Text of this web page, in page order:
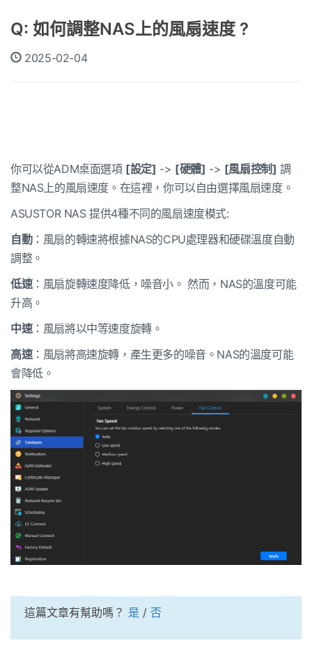
Q: 如何調整NAS上的風扇速度 ?
2025-02-04
你可以從ADM桌面選項 [設定] -> [硬體] -> [風扇控制] 調
整NAS上的風扇速度。在這裡，你可以自由選擇風扇速度。
ASUSTOR NAS 提供4種不同的風扇速度模式:
自動：風扇的轉速將根據NAS的CPU處理器和硬碟溫度自動
調整。
低速：風扇旋轉速度降低，噪音小。 然而，NAS的溫度可能
升高。
中速：風扇將以中等速度旋轉。
高速：風扇將高速旋轉，產生更多的噪音。NAS的溫度可能
會降低。
這篇文章有幫助嗎？ 是 / 否